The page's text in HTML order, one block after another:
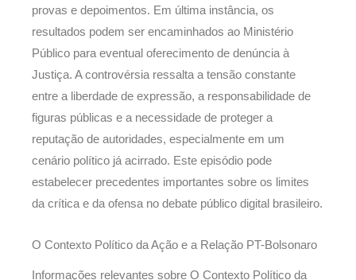
provas e depoimentos. Em última instância, os
resultados podem ser encaminhados ao Ministério
Público para eventual oferecimento de denúncia à
Justiça. A controvérsia ressalta a tensão constante
entre a liberdade de expressão, a responsabilidade de
figuras públicas e a necessidade de proteger a
reputação de autoridades, especialmente em um
cenário político já acirrado. Este episódio pode
estabelecer precedentes importantes sobre os limites
da crítica e da ofensa no debate público digital brasileiro.
O Contexto Político da Ação e a Relação PT-Bolsonaro
Informações relevantes sobre O Contexto Político da